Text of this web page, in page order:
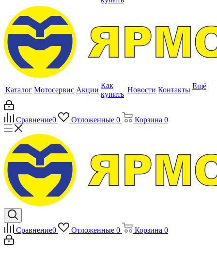
Каталог Мотосервис Акции
Как
купить
Новости Контакты Ещё
Сравнение0 Отложенные 0 Корзина 0
Сравнение0 Отложенные 0 Корзина 0